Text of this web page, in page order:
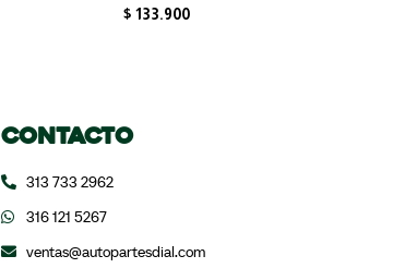
$ 133.900
Contacto
313 733 2962
316 121 5267
ventas@autopartesdial.com